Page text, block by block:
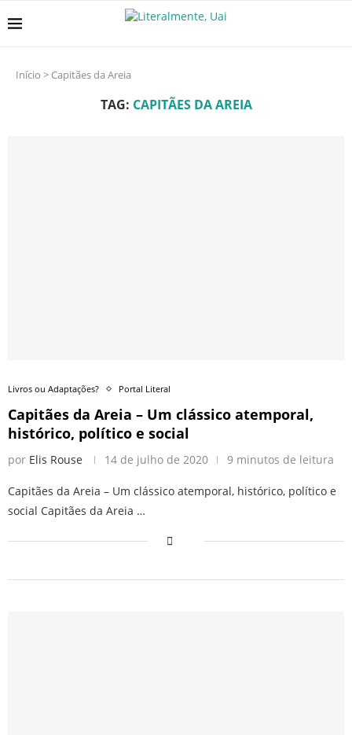
Início > Capitães da Areia
TAG: CAPITÃES DA AREIA
Livros ou Adaptações? Portal Literal
Capitães da Areia – Um clássico atemporal,
histórico, político e social
por Elis Rouse 14 de julho de 2020 9 minutos de leitura
Capitães da Areia – Um clássico atemporal, histórico, político e
social Capitães da Areia …